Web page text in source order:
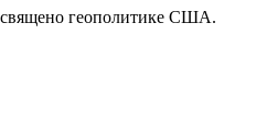
геополитике США.